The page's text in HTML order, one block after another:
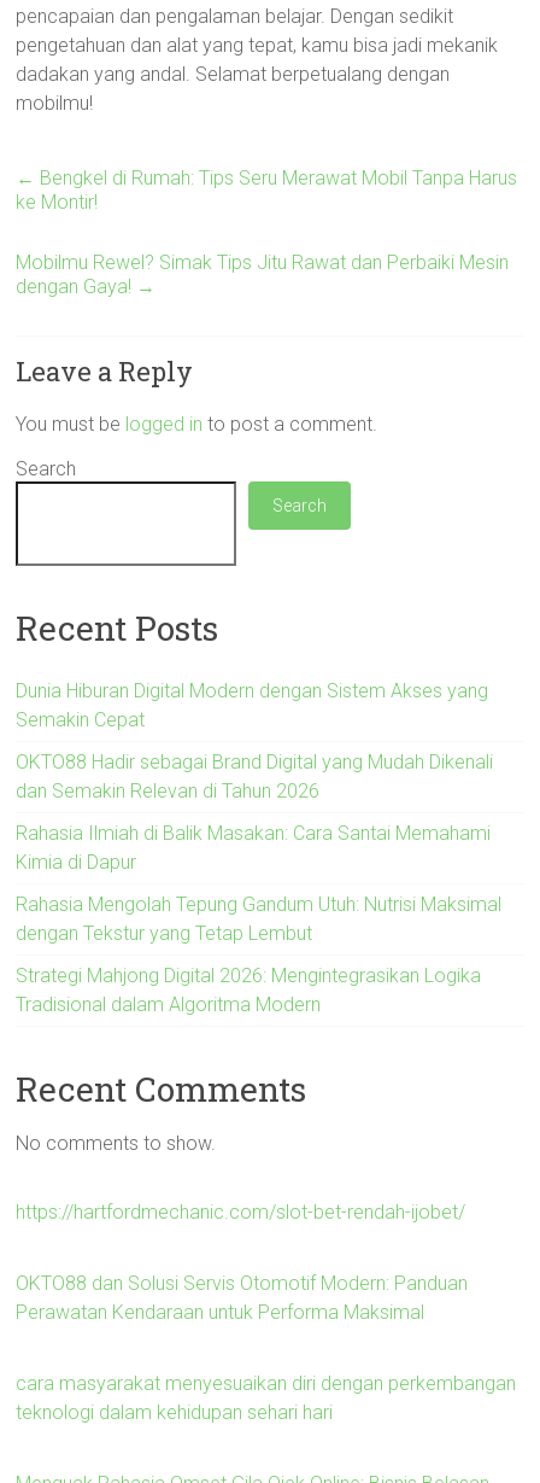
pencapaian dan pengalaman belajar. Dengan sedikit
pengetahuan dan alat yang tepat, kamu bisa jadi mekanik
dadakan yang andal. Selamat berpetualang dengan
mobilmu!
← Bengkel di Rumah: Tips Seru Merawat Mobil Tanpa Harus
ke Montir!
Mobilmu Rewel? Simak Tips Jitu Rawat dan Perbaiki Mesin
dengan Gaya! →
Leave a Reply
You must be logged in to post a comment.
Search
Search
Recent Posts
Dunia Hiburan Digital Modern dengan Sistem Akses yang
Semakin Cepat
OKTO88 Hadir sebagai Brand Digital yang Mudah Dikenali
dan Semakin Relevan di Tahun 2026
Rahasia Ilmiah di Balik Masakan: Cara Santai Memahami
Kimia di Dapur
Rahasia Mengolah Tepung Gandum Utuh: Nutrisi Maksimal
dengan Tekstur yang Tetap Lembut
Strategi Mahjong Digital 2026: Mengintegrasikan Logika
Tradisional dalam Algoritma Modern
Recent Comments
No comments to show.
https://hartfordmechanic.com/slot-bet-rendah-ijobet/
OKTO88 dan Solusi Servis Otomotif Modern: Panduan
Perawatan Kendaraan untuk Performa Maksimal
cara masyarakat menyesuaikan diri dengan perkembangan
teknologi dalam kehidupan sehari hari